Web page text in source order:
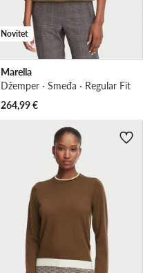
Novitet
Marella
Džemper · Smeđa · Regular Fit
264,99€